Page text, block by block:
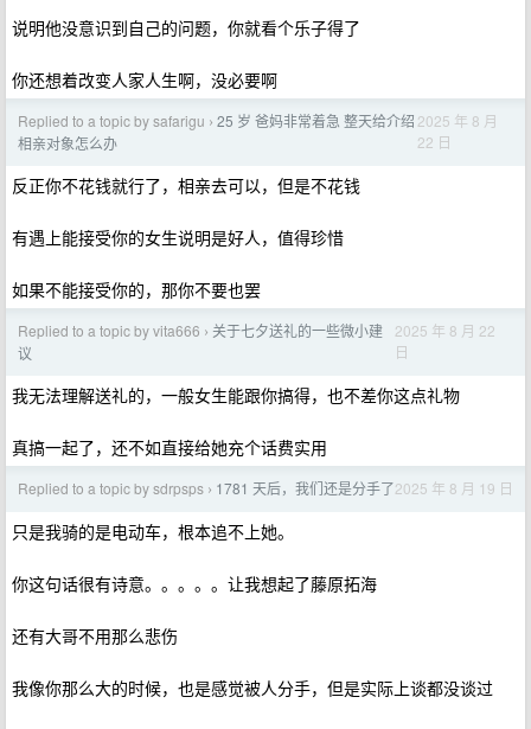
说明他没意识到自己的问题，你就看个乐子得了
你还想着改变人家人生啊，没必要啊
Replied to a topic by safarigu › 25 岁 爸妈非常着急 整天给介绍
相亲对象怎么办
2025 年 8 月
22 日
反正你不花钱就行了，相亲去可以，但是不花钱
有遇上能接受你的女生说明是好人，值得珍惜
如果不能接受你的，那你不要也罢
Replied to a topic by vita666 › 关于七夕送礼的一些微小建
议
2025 年 8 月 22
日
我无法理解送礼的，一般女生能跟你搞得，也不差你这点礼物
真搞一起了，还不如直接给她充个话费实用
Replied to a topic by sdrpsps › 1781 天后，我们还是分手了2025 年 8 月 19 日
只是我骑的是电动车，根本追不上她。
你这句话很有诗意。。。。。让我想起了藤原拓海
还有大哥不用那么悲伤
我像你那么大的时候，也是感觉被人分手，但是实际上谈都没谈过